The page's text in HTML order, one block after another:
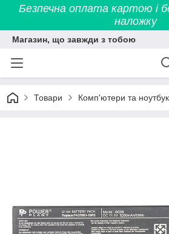
Безпечна оплата картою і
наложку
Магазин, що завжди з тобою
Товари Комп'ютери та